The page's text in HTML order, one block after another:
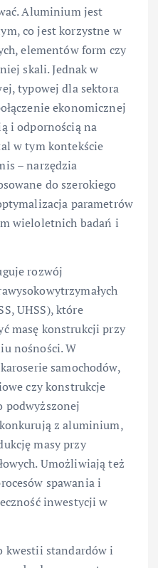
Aluminium jest
co jest korzystne w
elementów form czy
skali. Jednak w
typowej dla sektora
ekonomicznej
i odpornością na
w tym kontekście
– narzędzia
do szerokiego
parametrów
wieloletnich badań i
rozwój
UHSS), które
masę konstrukcji przy
nośności. W
samochodów,
czy konstrukcje
podwyższonej
z aluminium,
masy przy
Umożliwiają też
spawania i
inwestycji w
kwestii standardów i